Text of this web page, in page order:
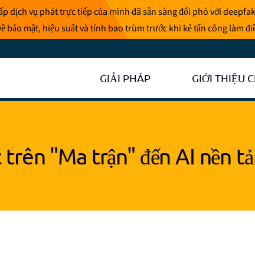
dịch vụ phát trực tiếp của mình đã sẵn sàng đối phó với
bảo mật, hiệu suất và tính bao trùm trước khi kẻ tấn công làm
GIẢI PHÁP GIỚI THIỆU
trên "Ma trận" đến AI nền